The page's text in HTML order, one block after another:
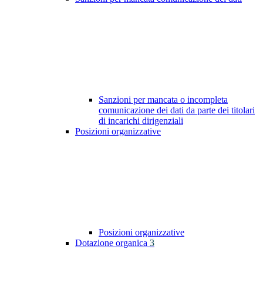
Sanzioni per mancata o incompleta
comunicazione dei dati da parte dei titolari
di incarichi dirigenziali
Posizioni organizzative
Posizioni organizzative
Dotazione organica 3